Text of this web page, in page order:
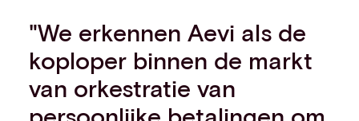
"We erkennen Aevi als de
koploper binnen de markt
van orkestratie van
persoonlijke betalingen om